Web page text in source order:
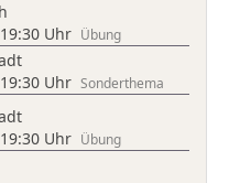
Uhr Übung
Uhr Sonderthema
Uhr Übung